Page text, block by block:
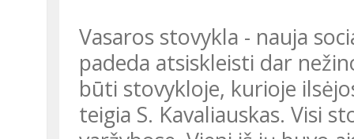
Vasaros stovykla - nauja
padeda atsiskleisti dar
būti stovykloje, kurioje
teigia S. Kavaliauskas. Visi